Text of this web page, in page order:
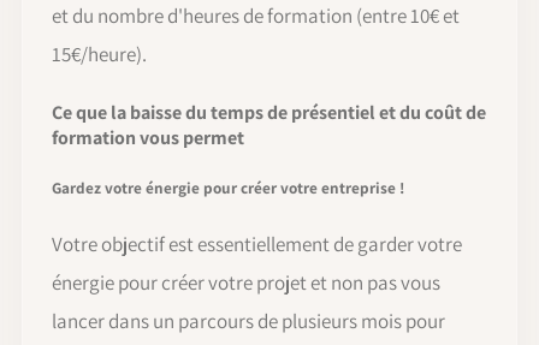
et du nombre d'heures de formation (entre 10€ et
15€/heure).
Ce que la baisse du temps de présentiel et du coût de
formation vous permet
Gardez votre énergie pour créer votre entreprise !
Votre objectif est essentiellement de garder votre
énergie pour créer votre projet et non pas vous
lancer dans un parcours de plusieurs mois pour